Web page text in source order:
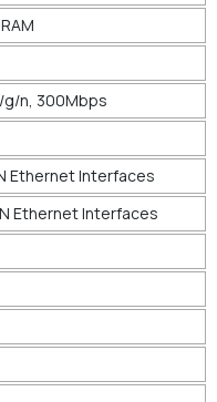
g/n, 300Mbps
Ethernet Interfaces
Ethernet Interfaces